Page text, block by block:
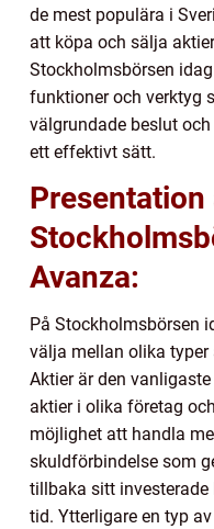
de mest populära i
att köpa och sälja
Stockholmsbörsen
funktioner och verktyg
välgrundade beslut
ett effektivt sätt.
Avanza:
På Stockholmsbörsen
välja mellan olika typer
Aktier är den
aktier i olika företag
möjlighet att handla
skuldförbindelse som
tillbaka sitt
tid. Ytterligare en typ